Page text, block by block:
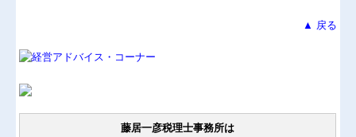
▲ 戻る
藤居一彦税理士事務所は